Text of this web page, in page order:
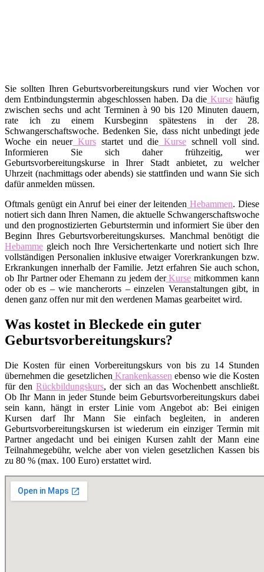
Sie sollten Ihren Geburtsvorbereitungskurs rund vier Wochen vor
dem Entbindungstermin abgeschlossen haben. Da die Kursehäufig
zwischen sechs und acht Terminen à 90 bis 120 Minuten dauern,
rate ich zu einem Kursbeginn spätestens in der 28.
Schwangerschaftswoche. Bedenken Sie, dass nicht unbedingt jede
Woche ein neuerKurs startet und die Kurseschnell voll sind.
Informieren Sie sich daher frühzeitig, wer
Geburtsvorbereitungskurse in Ihrer Stadt anbietet, zu welcher
Uhrzeit (nachmittags oder abends) sie stattfinden und wann Sie sich
dafür anmelden müssen.
Oftmals genügt ein Anruf bei einer der leitenden Hebammen. Diese
notiert sich dann Ihren Namen, die aktuelle Schwangerschaftswoche
und den prognostizierten Geburtstermin und informiert Sie über den
Beginn Ihres Geburtsvorbereitungskurses. Manchmal benötigt die
Hebamme gleich noch Ihre Versichertenkarte und notiert sich Ihre
vollständigen Personalien inklusive etwaiger Vorerkrankungen bzw.
Erkrankungen innerhalb der Familie. Jetzt erfahren Sie auch schon,
ob Ihr Partner oder Ehemann zu jedem derKurse mitkommen kann
oder ob es – wie mancherorts – einzelen Veranstaltungen gibt, in
denen ganz offen nur mit den werdenen Mamas gearbeitet wird.
Was kostet in Bleckede ein guter
Geburtsvorbereitungskurs?
Die Kosten für einen Vorbereitungskurs von bis zu 14 Stunden
übernehmen die gesetzlichen Krankenkassen ebenso wie die Kosten
für denRückbildungskurs, der sich an das Wochenbett anschließt.
Ob Ihr Mann in jeder Stunde beim Geburtsvorbereitungskurs dabei
sein kann, hängt in erster Linie vom Angebot ab: Bei einigen
Kursen darf Ihr Mann Sie einfach begleiten, in anderen
Geburtsvorbereitungskursen ist wiederum ein einziger Termin mit
Partner angedacht und bei einigen Kursen zahlt der Mann eine
Teilnahmegebühr, welche aber von vielen gesetzlichen Kassen bis
zu 80 % (max. 100 Euro) erstattet wird.